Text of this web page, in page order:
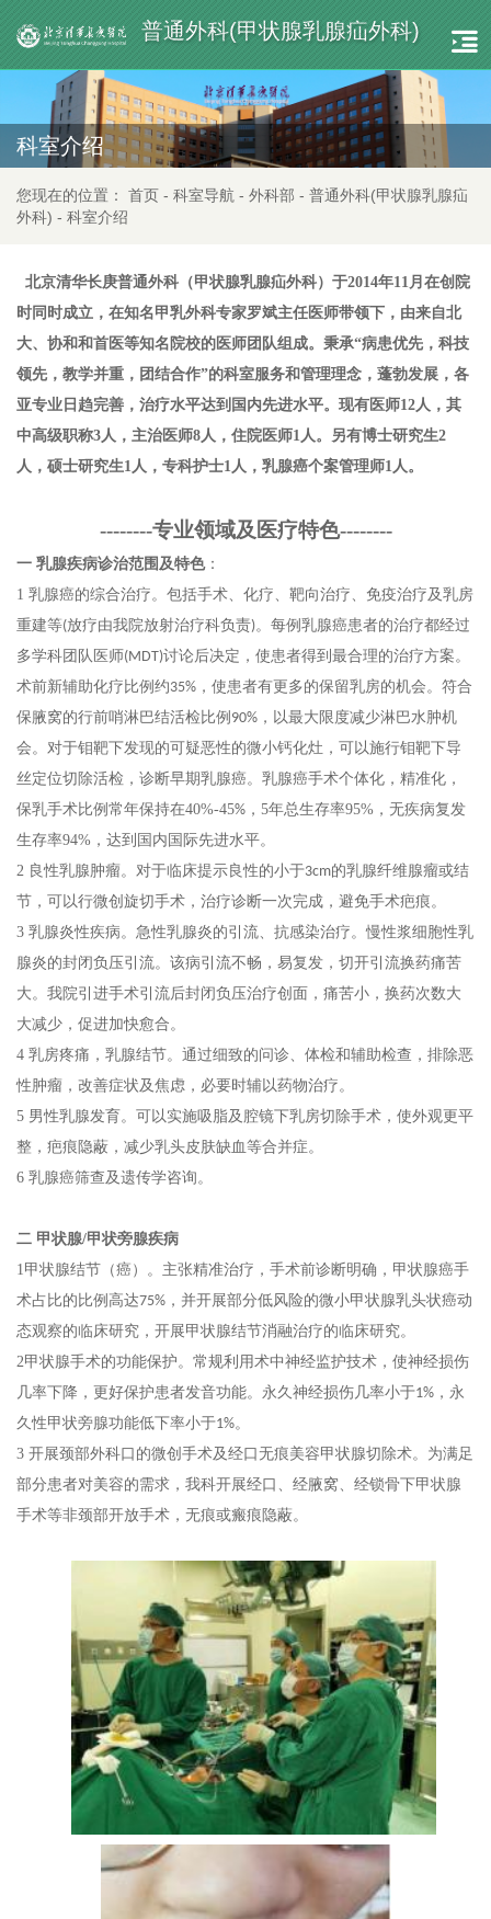
普通外科(甲状腺乳腺疝外科)
科室介绍
您现在的位置： 首页 - 科室导航 - 外科部 - 普通外科(甲状腺乳腺疝
外科) - 科室介绍
北京清华长庚普通外科（甲状腺乳腺疝外科）于2014年11月在创院
时同时成立，在知名甲乳外科专家罗斌主任医师带领下，由来自北
大、协和和首医等知名院校的医师团队组成。秉承“病患优先，科技
领先，教学并重，团结合作”的科室服务和管理理念，蓬勃发展，各
亚专业日趋完善，治疗水平达到国内先进水平。现有医师12人，其
中高级职称3人，主治医师8人，住院医师1人。另有博士研究生2
人，硕士研究生1人，专科护士1人，乳腺癌个案管理师1人。
--------专业领域及医疗特色--------
一 乳腺疾病诊治范围及特色：
1 乳腺癌的综合治疗。包括手术、化疗、靶向治疗、免疫治疗及乳房
重建等(放疗由我院放射治疗科负责)。每例乳腺癌患者的治疗都经过
多学科团队医师(MDT)讨论后决定，使患者得到最合理的治疗方案。
术前新辅助化疗比例约35% ，使患者有更多的保留乳房的机会。 符合
保腋窝的行前哨淋巴结活检比例 90% ，以最大限度减少淋巴水肿机
会。对于钼靶下发现的可疑恶性的微小钙化灶，可以施行钼靶下导
丝定位切除活检，诊断早期乳腺癌。 乳腺癌手术个体化，精准化，
保乳手术比例常年保持在40%-45% ，5年总生存率95%，无疾病复发
生存率94%，达到国内国际先进水平。
2 良性乳腺肿瘤。对于临床提示良性的小于3cm的乳腺纤维腺瘤或结
节，可以行微创旋切手术，治疗诊断一次完成，避免手术疤痕。
3 乳腺炎性疾病。急性乳腺炎的引流、抗感染治疗。慢性浆细胞性乳
腺炎的封闭负压引流。该病引流不畅，易复发，切开引流换药痛苦
大。我院引进手术引流后封闭负压治疗创面，痛苦小，换药次数大
大减少，促进加快愈合。
4 乳房疼痛，乳腺结节。通过细致的问诊、体检和辅助检查，排除恶
性肿瘤，改善症状及焦虑，必要时辅以药物治疗。
5 男性乳腺发育。可以实施吸脂及腔镜下乳房切除手术，使外观更平
整，疤痕隐蔽，减少乳头皮肤缺血等合并症。
6 乳腺癌筛查及遗传学咨询。
二 甲状腺/甲状旁腺疾病
1 甲状腺结节（癌）。主张精准治疗，手术前诊断明确，甲状腺癌手
术占比的比例高达75% ，并开展部分低风险的微小甲状腺乳头状癌动
态观察的临床研究，开展甲状腺结节消融治疗的临床研究。
2甲状腺手术的功能保护。常规利用术中神经监护技术，使神经损伤
几率下降，更好保护患者发音功能。永久神经损伤几率小于1%，永
久性甲状旁腺功能低下率小于1%。
3 开展颈部外科口的微创手术及经口无痕美容甲状腺切除术。为满足
部分患者对美容的需求，我科开展经口、经腋窝、经锁骨下甲状腺
手术等非颈部开放手术，无痕或瘢痕隐蔽。